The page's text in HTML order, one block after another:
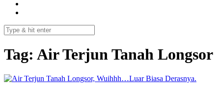
Tag: Air Terjun Tanah Longsor